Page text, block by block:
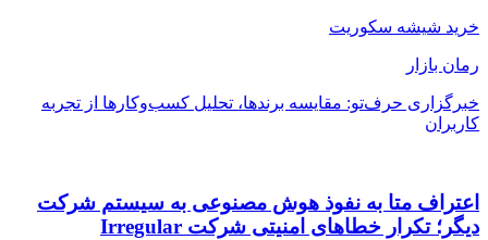
خرید شیشه سکوریت
رمان بازار
خبرگزاری حرف‌تو: مقایسه برندها، تحلیل کسب‌وکارها از تجربه
کاربران
اعتراف متا به نفوذ هوش مصنوعی به سیستم شرکت
دیگر؛ تکرار خطاهای امنیتی شرکت Irregular